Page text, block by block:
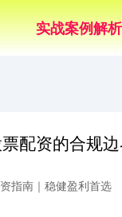
实战案例解析
配资的合规
指南｜稳健盈利首选